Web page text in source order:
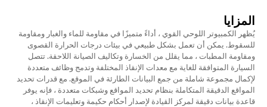
المزايا
يُظهر الكمبيوتر اللوحي القوي ، أداءً متميزًا في مقاومة للماء والغبار ومقاومة
للسقوط. يمكن أن تعمل بشكل طبيعي في بيئات درجات الحرارة القصوى
ومقاومة المطبات ، مما يقلل من الخسارة وتكاليف الصيانة اللاحقة. تتصل
السيارة المتوافقة للغاية مع معدات الإنقاذ المختلفة وتدمج وظائف متعددة
لإكمال مجموعة شاملة من جمع البيانات الطارئة في الموقع. مع قدرات تحديد
المواقع الدقيقة المتكاملة بنظام تحديد المواقع وشبكات متعددة ، فإنه يوفر
قاعدة بيانات دقيقة لمركز القيادة لإصدار أحكام حكيمة وتعليمات الإنقاذ ،